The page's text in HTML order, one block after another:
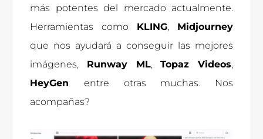
más potentes del mercado actualmente.
Herramientas como KLING, Midjourney
que nos ayudará a conseguir las mejores
imágenes, Runway ML,Topaz Videos,
HeyGen entre otras muchas. Nos
acompañas?